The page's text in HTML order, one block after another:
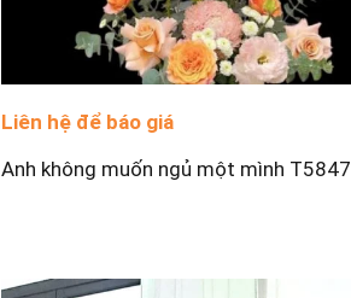
Liên hệ để báo giá
Anh không muốn ngủ một mình T5847